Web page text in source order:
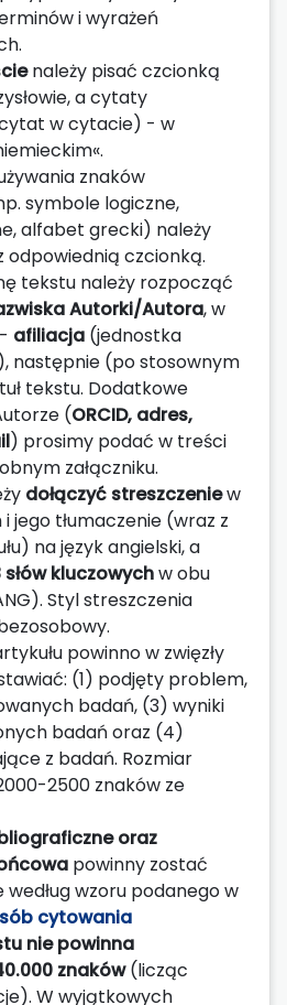
i wyrażeń
należy pisać czcionką
a cytaty
w cytacie) - w
znaków
symbole logiczne,
alfabet grecki) należy
odpowiednią czcionką.
tekstu należy rozpocząć
Autorki/Autora, w
afiliacja (jednostka
następnie (po stosownym
tekstu. Dodatkowe
(ORCID, adres,
) prosimy podać w treści
załączniku.
dołączyć streszczeniew
jego tłumaczenie (wraz z
na język angielski, a
kluczowychw obu
Styl streszczenia
powinno w zwięzły
(1) podjęty problem,
badań, (3) wyniki
badań oraz (4)
z badań. Rozmiar
2500 znaków ze
oraz
powinny zostać
wzoru podanego w
cytowania
nie powinna
znaków(licząc
W wyjątkowych